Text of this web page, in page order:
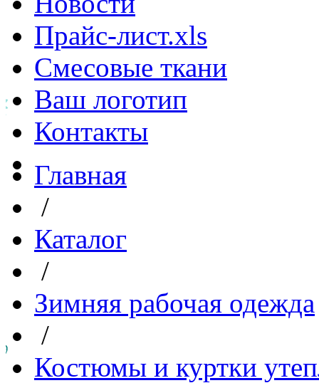
Прайс-лист.xls
Смесовые ткани
Ваш логотип
Контакты
Главная
/
Каталог
/
Зимняя рабочая одежда
/
Костюмы и куртки